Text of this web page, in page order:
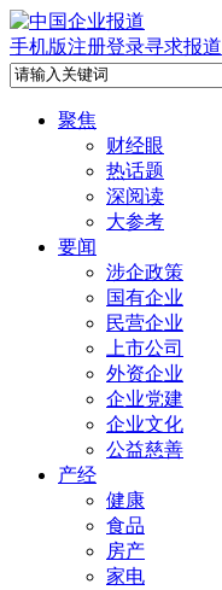
手机版注册登录寻求报道
聚焦
财经眼
热话题
深阅读
大参考
要闻
涉企政策
国有企业
民营企业
上市公司
外资企业
企业党建
企业文化
公益慈善
产经
健康
食品
房产
家电